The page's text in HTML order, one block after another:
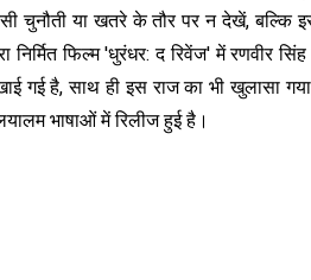
चुनौती या खतरे के तौर पर न देखें, बल्कि
फिल्म 'धुरंधर: द रिवेंज' में रणवीर
गई है, साथ ही इस राज का भी खुलासा
भाषाओं में रिलीज हुई है।